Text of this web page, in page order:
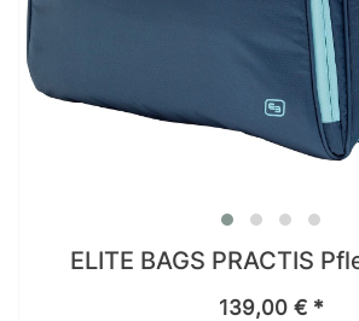
ELITE BAGS PRACTIS
139,00 € *